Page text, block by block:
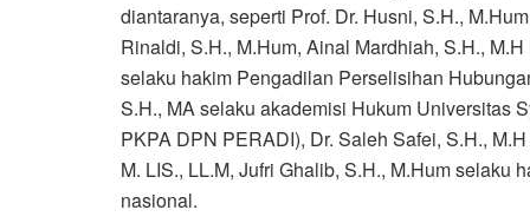
diantaranya, seperti Prof. Dr. Husni, S.H.,
Rinaldi, S.H., M.Hum, Ainal Mardhiah, S.H.,
selaku hakim Pengadilan Perselisihan
S.H., MA selaku akademisi Hukum Universitas
PKPA DPN PERADI), Dr. Saleh Safei, S.H.,
M. LIS., LL.M, Jufri Ghalib, S.H., M.Hum selaku
nasional.